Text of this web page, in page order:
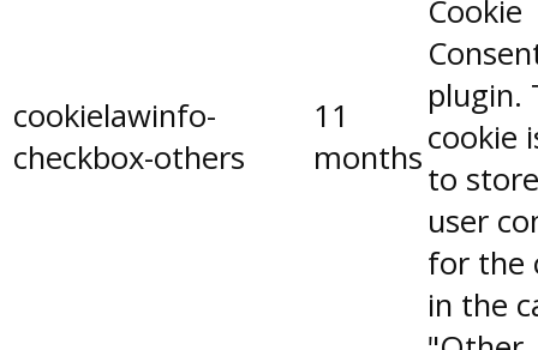
cookielawinfo-
checkbox-others
11
months
Cookie
plugin.
cookie
to
user
for the
in the